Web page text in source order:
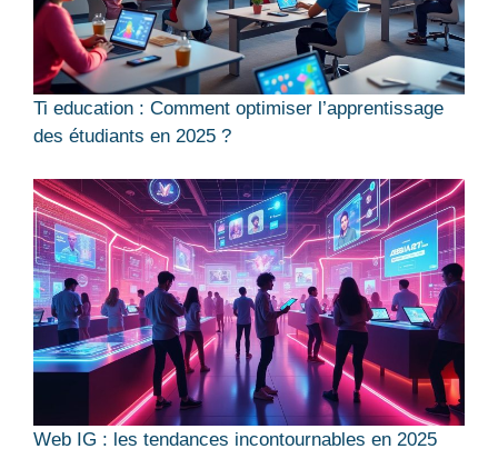
Ti education : Comment optimiser l’apprentissage
des étudiants en 2025 ?
Web IG : les tendances incontournables en 2025